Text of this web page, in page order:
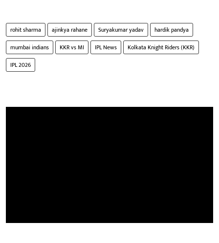
rohit sharma ajinkya rahane Suryakumar yadav
hardik pandya
mumbai indians
KKR vs MI IPL News
Kolkata Knight Riders (KKR)
IPL 2026